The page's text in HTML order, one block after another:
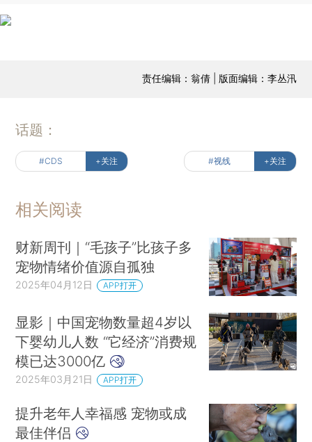
责任编辑：翁倩 | 版面编辑：李丛汛
话题：
#CDS +关注 #视线 +关注
相关阅读
财新周刊｜“毛孩子”比孩子多
宠物情绪价值源自孤独
2025年04月12日 APP打开
显影｜中国宠物数量超4岁以
下婴幼儿人数 “它经济”消费规
模已达3000亿
2025年03月21日 APP打开
提升老年人幸福感 宠物或成
最佳伴侣